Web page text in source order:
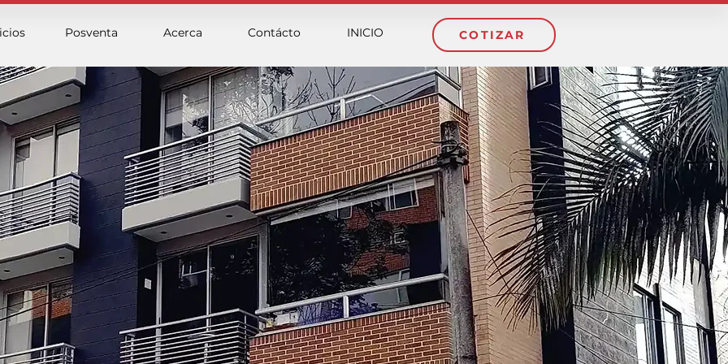
Posventa Acerca Contácto INICIO COTIZAR